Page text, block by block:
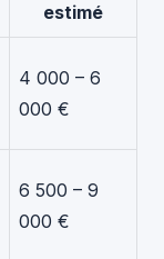
estimé
4 000 – 6
000 €
6 500 – 9
000 €